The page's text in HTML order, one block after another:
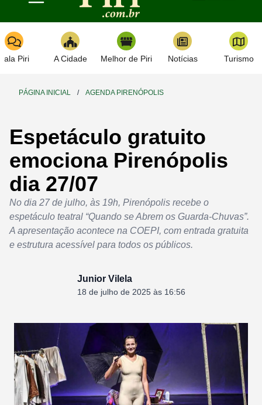
Toggle navigation
Piri A Cidade Melhor de Piri Notícias Turismo
PÁGINA INICIAL / AGENDA PIRENÓPOLIS
Espetáculo gratuito
emociona Pirenópolis
dia 27/07
No dia 27 de julho, às 19h, Pirenópolis recebe o
espetáculo teatral “Quando se Abrem os Guarda-Chuvas”.
A apresentação acontece na COEPI, com entrada gratuita
e estrutura acessível para todos os públicos.
Junior Vilela
18 de julho de 2025 às 16:56